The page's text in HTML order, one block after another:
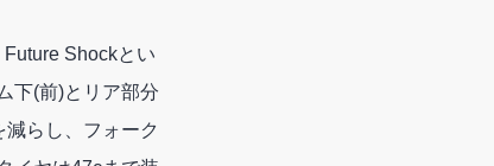
Shockとい
下(前)とリア部分
らし、フォーク